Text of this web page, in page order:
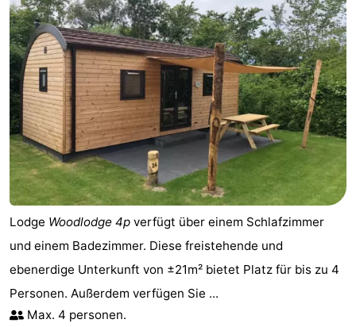
Duinoord
-
Ginsterveld
-
Julianahoeve
-
Livingstone
-
Resort
Haamstede
Résidence
't
Hof
van
-
Schouwen
-
Schouwse
Valleien
-
Wijde
-
Lodge Woodlodge 4p verfügt über einem Schlafzimmer
und einem Badezimmer. Diese freistehende und
ebenerdige Unterkunft von ±21m² bietet Platz für bis zu 4
Personen. Außerdem verfügen Sie ...
Max. 4 personen.